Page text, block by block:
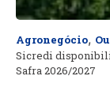
Agronegócio,
Sicredi
Safra 2026/2027